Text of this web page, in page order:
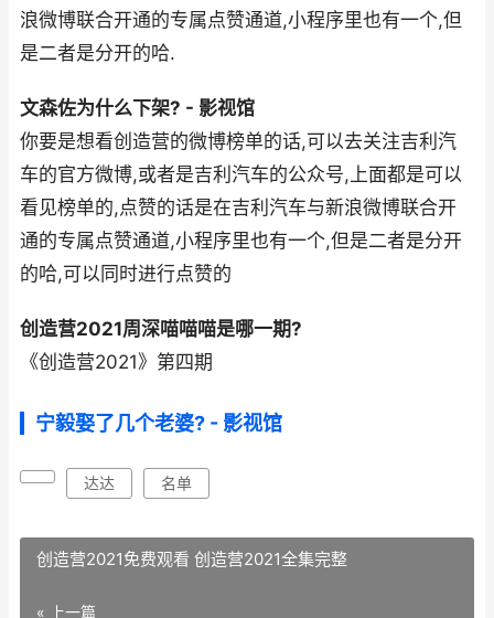
浪微博联合开通的专属点赞通道,小程序里也有一个,但
是二者是分开的哈.
文森佐为什么下架? - 影视馆
你要是想看创造营的微博榜单的话,可以去关注吉利汽
车的官方微博,或者是吉利汽车的公众号,上面都是可以
看见榜单的,点赞的话是在吉利汽车与新浪微博联合开
通的专属点赞通道,小程序里也有一个,但是二者是分开
的哈,可以同时进行点赞的
创造营2021周深喵喵喵是哪一期?
《创造营2021》第四期
宁毅娶了几个老婆? - 影视馆
达达 名单
创造营2021免费观看 创造营2021全集完整
« 上一篇